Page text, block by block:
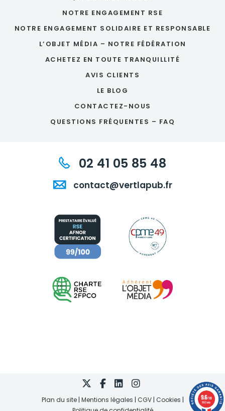
NOTRE ENGAGEMENT RSE
NOTRE ENGAGEMENT SOLIDAIRE ET RESPONSABLE
L’OBJET MÉDIA – NOTRE FÉDÉRATION
ACHETEZ EN TOUTE TRANQUILLITÉ
AVIS CLIENTS
LE BLOG
CONTACTEZ-NOUS
QUESTIONS FRÉQUENTES – FAQ
02 41 05 85 48
contact@vertlapub.fr
Plan du site Mentions légales CGV
Cookies
9.6/10
860 avis